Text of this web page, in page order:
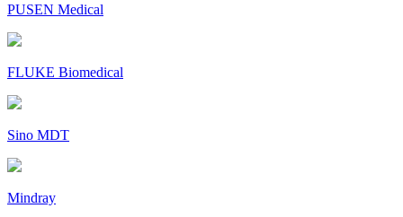
PUSEN Medical
FLUKE Biomedical
Sino MDT
Mindray